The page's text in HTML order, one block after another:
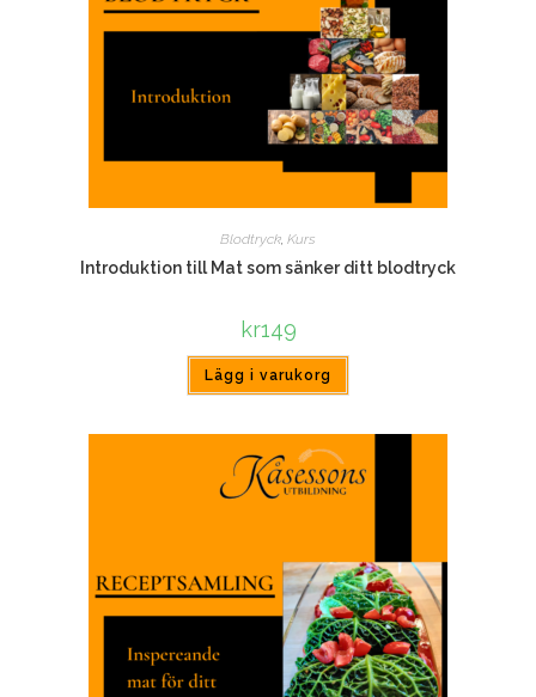
Blodtryck Kurs
Introduktion till Mat som sänker ditt blodtryck
kr149
Lägg i varukorg